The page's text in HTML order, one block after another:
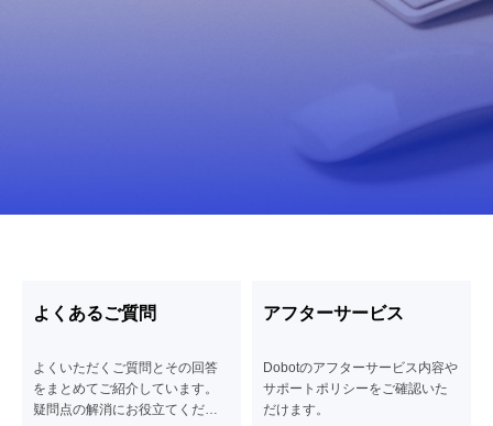
よくあるご質問
よくいただくご質問とその回答
をまとめてご紹介しています。
疑問点の解消にお役立てくださ
アフターサービス
Dobotのアフターサービス内容や
サポートポリシーをご確認いた
だけます。